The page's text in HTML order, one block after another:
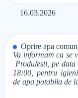
16.03.2026
Oprire apa
Va informam ca se
Produlesti, pe
18:00, pentru
de apa potabila de